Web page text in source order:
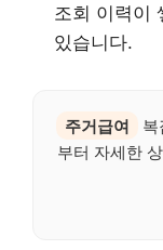
조회 이력이
있습니다.
주거급여
부터 자세한